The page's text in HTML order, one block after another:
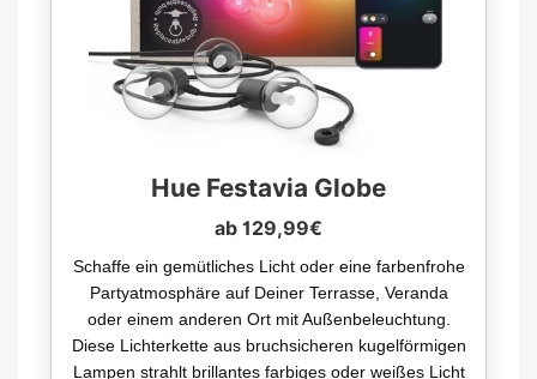
Hue Festavia Globe
ab 129,99€
Schaffe ein gemütliches Licht oder eine farbenfrohe
Partyatmosphäre auf Deiner Terrasse, Veranda
oder einem anderen Ort mit Außenbeleuchtung.
Diese Lichterkette aus bruchsicheren kugelförmigen
Lampen strahlt brillantes farbiges oder weißes Licht